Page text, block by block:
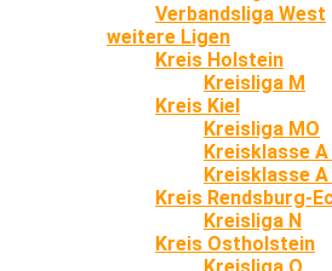
Verbandsliga West
weitere Ligen
Kreis Holstein
Kreisliga M
Kreis Kiel
Kreisliga MO
Kreisklasse A
Kreisklasse A
Kreis Rendsburg-
Kreisliga N
Kreis Ostholstein
Kreisliga O